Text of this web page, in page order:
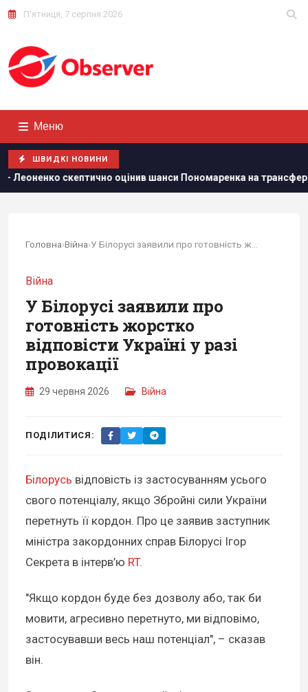
П'ятниця, 7 серпня 2026
Меню
ШВИДКІ НОВИНИ
оцінив шанси Пономаренка на трансфер до топ-клубу
Головна›Війна›
Війна
У Білорусі заявили про
готовність жорстко
відповісти Україні у разі
провокації
29 червня 2026 Війна
ПОДІЛИТИСЯ:
Білорусь відповість із застосуванням усього
свого потенціалу, якщо Збройні сили України
перетнуть її кордон. Про це заявив заступник
міністра закордонних справ Білорусі Ігор
Секрета в інтерв’ю RT.
"Якщо кордон буде без дозволу або, так би
мовити, агресивно перетнуто, ми відповімо,
застосувавши весь наш потенціал", – сказав
він.